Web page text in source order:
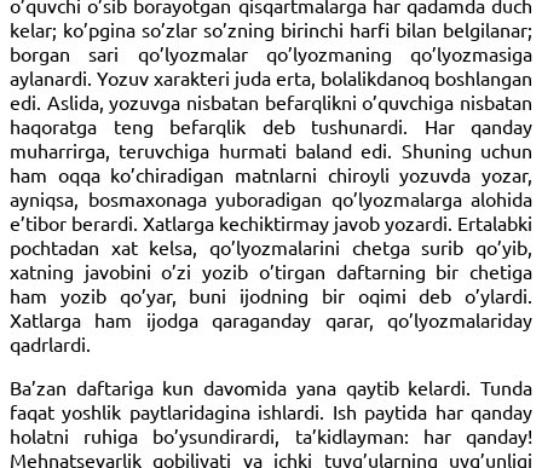
kelar; ko’pgina so’zlar so’zning birinchi harfi bilan belgilanar;
borgan sari qo’lyozmalar qo’lyozmaning qo’lyozmasiga
aylanardi. Yozuv xarakteri juda erta, bolalikdanoq boshlangan
edi. Aslida, yozuvga nisbatan befarqlikni o’quvchiga nisbatan
haqo­ratga teng befarqlik deb tushunardi. Har qanday
muharrirga, teruvchiga hurmati baland edi. Shuning uchun
ham oqqa ko’chiradigan matnlarni chiroyli yozuvda yozar,
ayniqsa, bosmaxonaga yuboradigan qo’lyozmalarga alohida
e’tibor berardi. Xatlarga kechiktirmay javob yozardi. Ertalabki
pochtadan xat kelsa, qo’lyozmalarini chetga surib qo’yib,
xatning javobini o’zi yozib o’tirgan daftarning bir chetiga
ham yozib qo’yar, buni ijodning bir oqimi deb o’ylardi.
Xatlarga ham ijodga qaraganday qarar, qo’lyozmalariday
qadrlardi.
Ba’zan daftariga kun davomida yana qaytib kelardi. Tunda
faqat yoshlik paytlaridagina ishlardi. Ish paytida har qanday
holatni ruhiga bo’ysundirardi, ta’kidlayman: har qanday!
Mehnatsevarlik qobiliyati va ichki tuyg’ularning uyg’unligi